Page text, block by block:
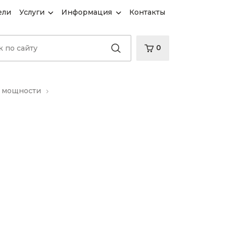
Услуги Информация Контакты
0
мощности